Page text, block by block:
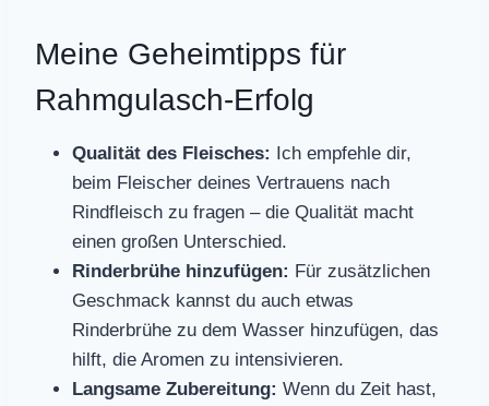
Meine Geheimtipps für
Rahmgulasch-Erfolg
Qualität des Fleisches: Ich empfehle dir,
beim Fleischer deines Vertrauens nach
Rindfleisch zu fragen – die Qualität macht
einen großen Unterschied.
Rinderbrühe hinzufügen: Für zusätzlichen
Geschmack kannst du auch etwas
Rinderbrühe zu dem Wasser hinzufügen, das
hilft, die Aromen zu intensivieren.
Langsame Zubereitung: Wenn du Zeit hast,